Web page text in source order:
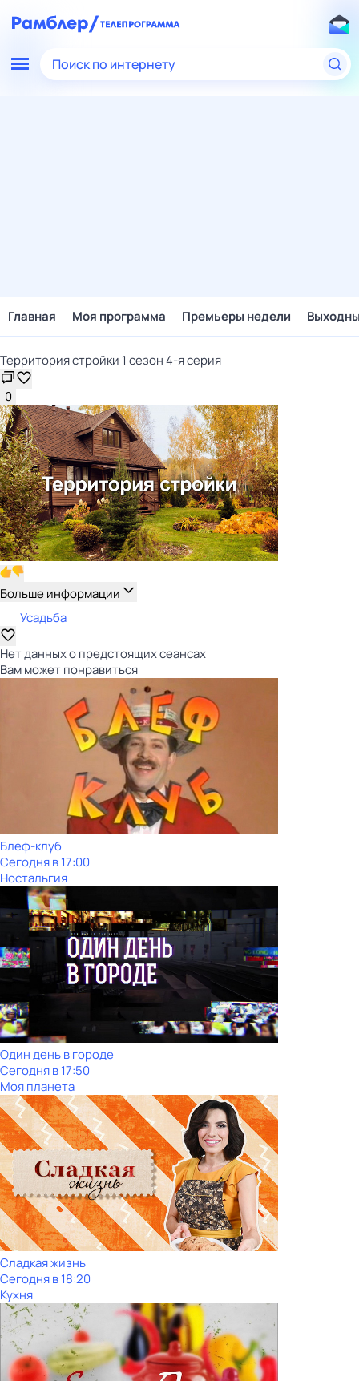
Поиск по интернету
Главная Моя программа Премьеры недели
Территория стройки 1 сезон 4-я серия
0
Больше информации
Усадьба
Нет данных о предстоящих сеансах
Вам может понравиться
Блеф-клуб
Сегодня в 17:00
Ностальгия
Один день в городе
Сегодня в 17:50
Моя планета
Сладкая жизнь
Сегодня в 18:20
Кухня